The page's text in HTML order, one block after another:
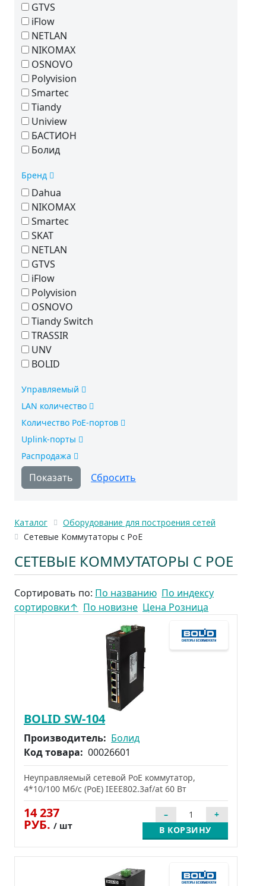
GTVS
iFlow
NETLAN
NIKOMAX
OSNOVO
Polyvision
Smartec
Tiandy
Uniview
БАСТИОН
Болид
Бренд
Dahua
NIKOMAX
Smartec
SKAT
NETLAN
GTVS
iFlow
Polyvision
OSNOVO
Tiandy Switch
TRASSIR
UNV
BOLID
Управляемый
LAN количество
Количество РоЕ-портов
Uplink-порты
Распродажа
Каталог
Оборудование для построения сетей
Сетевые Коммутаторы с PoE
СЕТЕВЫЕ КОММУТАТОРЫ С POE
Сортировать по: По названию По индексу
сортировки↑ По новизне Цена Розница
BOLID SW-104
Производитель: Болид
Код товара: 00026601
Неуправляемый сетевой PoE коммутатор,
4*10/100 Мб/с (PoE) IEEE802.3af/at 60 Вт
14 237
РУБ. / шт В КОРЗИНУ